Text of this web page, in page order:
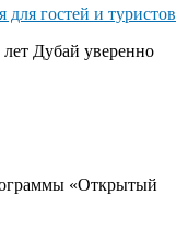
гостей и туристов
Дубай уверенно
«Открытый